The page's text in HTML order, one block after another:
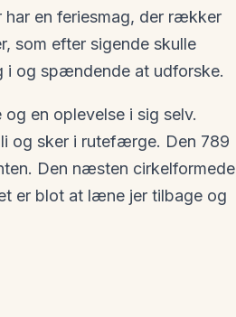
har en feriesmag, der rækker
som efter sigende skulle
i og spændende at udforske.
en oplevelse i sig selv.
og sker i rutefærge. Den 789
Den næsten cirkelformede
er blot at læne jer tilbage og